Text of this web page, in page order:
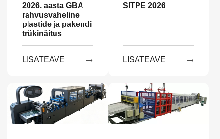
2026. aasta GBA
rahvusvaheline
plastide ja pakendi
trükinäitus
LISATEAVE 
SITPE 2026
LISATEAVE 